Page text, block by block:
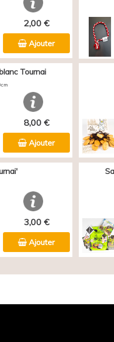
2,00 €
Ajouter
Tournai
8,00 €
Ajouter
3,00 €
Ajouter